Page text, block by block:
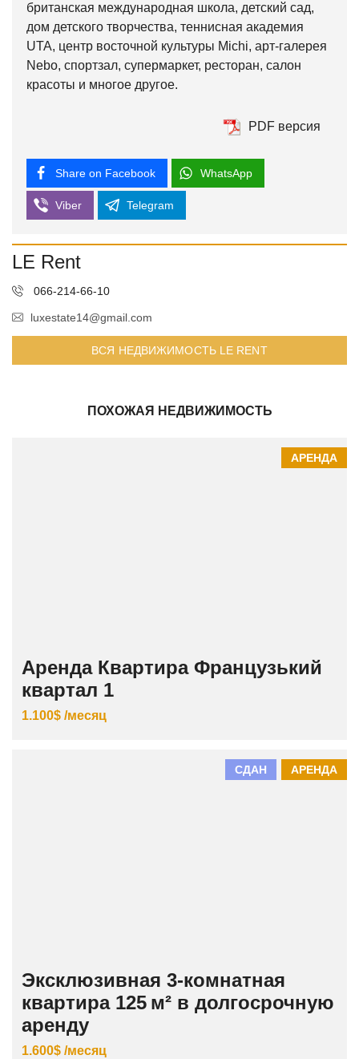
британская междунар­одная школа, детский сад,
дом детского творчества, теннисная академия
UTA, центр восточной культуры Michi, арт-галерея
Nebo, спортзал, супермаркет, ресторан, салон
красоты и многое другое.
PDF версия
Share on Facebook WhatsApp
Viber Telegram
LE Rent
066-214-66-10
luxestate14@gmail.com
ВСЯ НЕДВИЖИМОСТЬ LE RENT
ПОХОЖАЯ НЕДВИЖИМОСТЬ
АРЕНДА
Аренда Квартира Французький
квартал 1
1.100$ /месяц
АРЕНДА
СДАН
Эксклюзивная 3‑комнатная
квартира 125 м² в долгосрочную
аренду
1.600$ /месяц